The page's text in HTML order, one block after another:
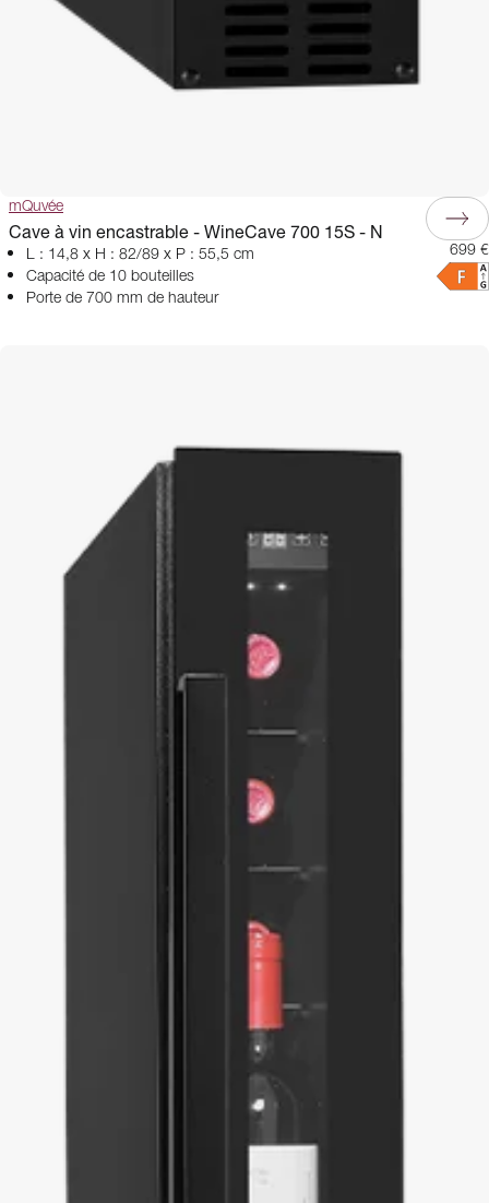
mQuvée
Cave à vin encastrable - WineCave 700 15S - N
L : 14,8 x H : 82/89 x P : 55,5 cm
Capacité de 10 bouteilles
Porte de 700 mm de hauteur
699 €